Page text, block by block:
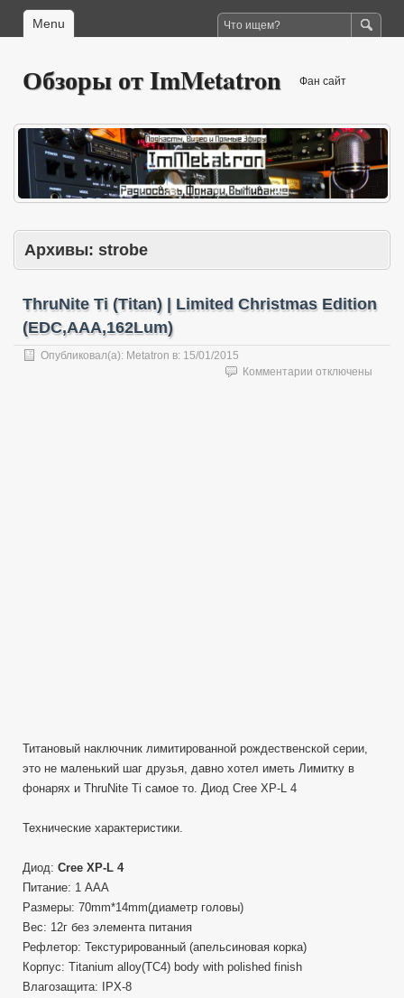
Menu
Обзоры от ImMetatron Фан сайт
Архивы: strobe
ThruNite Ti (Titan) | Limited Christmas Edition
(EDC,AAA,162Lum)
Опубликовал(а): Metatron в: 15/01/2015
Комментарии котключены
Титановый наключник лимитированной рождественской серии,
это не маленький шаг друзья, давно хотел иметь Лимитку в
фонарях и ThruNite Ti самое то. Диод Cree XP-L 4
Технические характеристики.
Диод: Cree XP-L 4
Питание: 1 AAA
Размеры: 70mm*14mm(диаметр головы)
Вес: 12г без элемента питания
Рефлетор: Текстурированный (апельсиновая корка)
Корпус: Titanium alloy(TC4) body with polished finish
Влагозащита: IPX-8